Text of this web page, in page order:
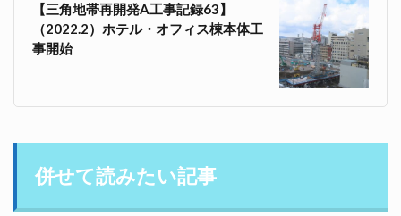
【三角地帯再開発A工事記録63】
（2022.2）ホテル・オフィス棟本体工
事開始
併せて読みたい記事